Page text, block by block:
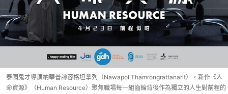
泰國鬼才導演納華普譚容格坦拿列（Nawapol Thamrongrattanarit），新作《人
命資源》（Human Resource）聚焦職場每一組齒輪背後作為獨立的人生對前程的